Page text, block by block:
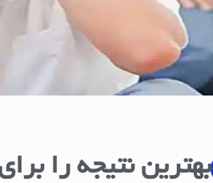
بهترین نتیجه را